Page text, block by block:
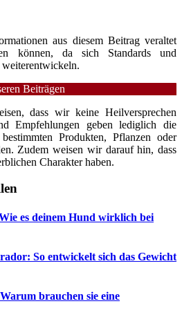
aus diesem Beitrag veraltet
können, da sich Standards und
weiterentwickeln.
Beiträgen
dass wir keine Heilversprechen
Empfehlungen geben lediglich die
Produkten, Pflanzen oder
Zudem weisen wir darauf hin, dass
Charakter haben.
es deinem Hund wirklich bei
So entwickelt sich das Gewicht
brauchen sie eine